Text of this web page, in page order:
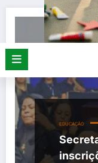
EDUCAÇÃO